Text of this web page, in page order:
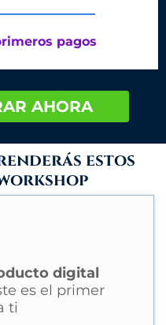
pagos
AHORA
estos
digital
es el primer
ti